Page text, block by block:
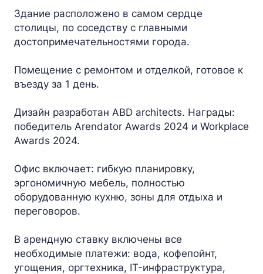
Здание расположено в самом сердце
столицы, по соседству с главными
достопримечательностями города.
Помещение с ремонтом и отделкой, готовое к
въезду за 1 день.
Дизайн разработан ABD architects. Награды:
победитель Arendator Awards 2024 и Workplace
Awards 2024.
Офис включает: гибкую планировку,
эргономичную мебель, полностью
оборудованную кухню, зоны для отдыха и
переговоров.
В арендную ставку включены все
необходимые платежи: вода, кофепойнт,
угощения, оргтехника, IT-инфраструктура,